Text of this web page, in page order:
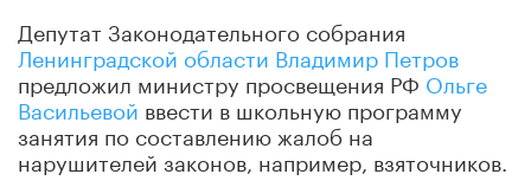
Депутат Законодательного собрания
Ленинградской области Владимир Петров
предложил министру просвещения РФОльге
Васильевой ввести в школьную программу
занятия по составлению жалоб на
нарушителей законов, например, взяточников.